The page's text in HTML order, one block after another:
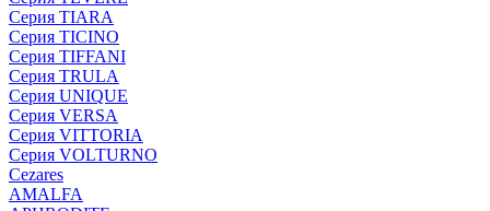
Серия TIARA
Серия TICINO
Серия TIFFANI
Серия TRULA
Серия UNIQUE
Серия VERSA
Серия VITTORIA
Серия VOLTURNO
Cezares
AMALFA